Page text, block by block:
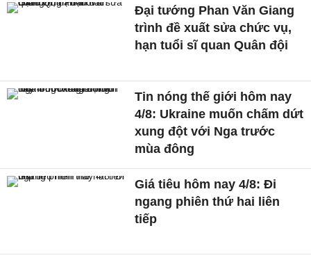
Đại tướng Phan Văn Giang
trình đề xuất sửa chức vụ,
hạn tuổi sĩ quan Quân đội
Tin nóng thế giới hôm nay
4/8: Ukraine muốn chấm dứt
xung đột với Nga trước
mùa đông
Giá tiêu hôm nay 4/8: Đi
ngang phiên thứ hai liên
tiếp